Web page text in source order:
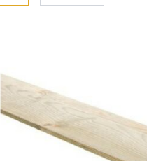
de gewenste afmetingen